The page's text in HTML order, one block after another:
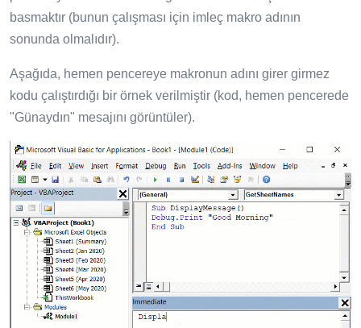
basmaktır (bunun çalışması için imleç makro adının
sonunda olmalıdır).
Aşağıda, hemen pencereye makronun adını girer girmez
kodu çalıştırdığı bir örnek verilmiştir (kod, hemen pencerede
"Günaydın" mesajını görüntüler).